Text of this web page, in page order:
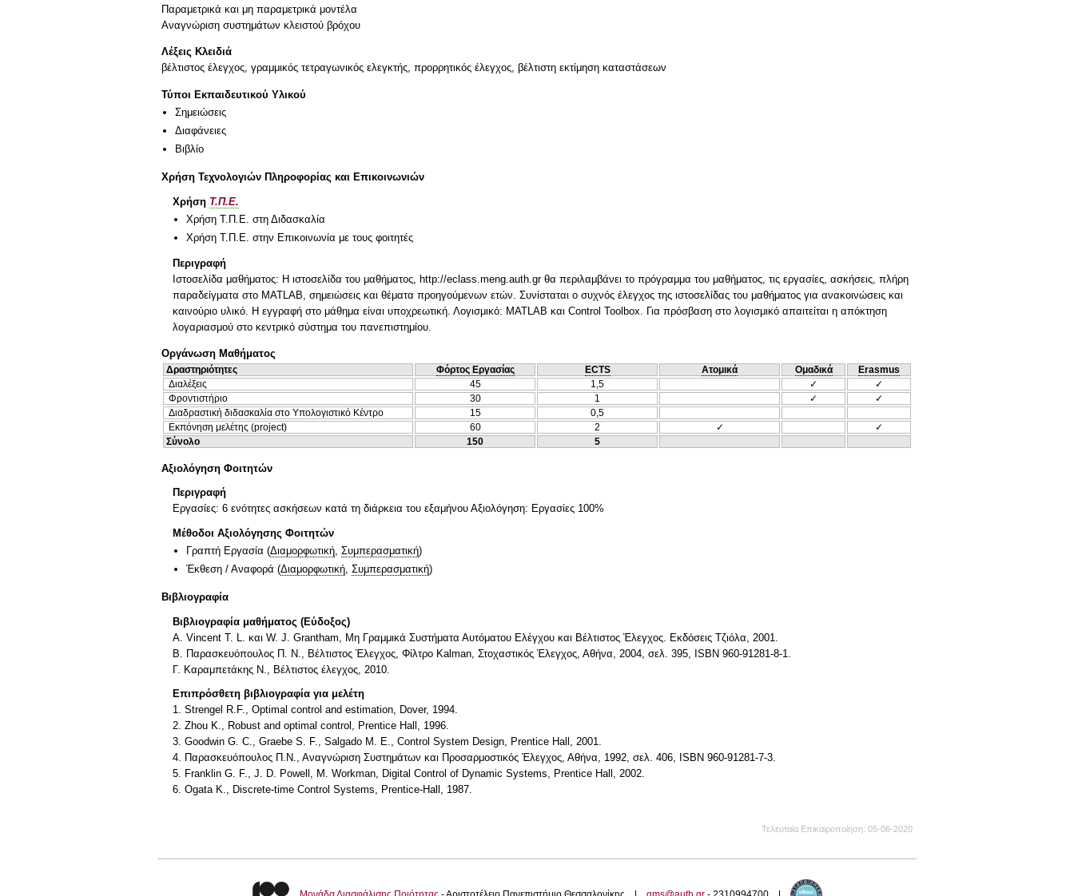
Παραμετρικά και μη παραμετρικά μοντέλα
Λέξεις Κλειδιά
βέλτιστος έλεγχος, γραμμικός τετραγωνικός ελεγκτής, προρρητικός έλεγχος, βέλτιστη εκτίμηση καταστάσεων
Τύποι Εκπαιδευτικού Υλικού
Σημειώσεις
Διαφάνειες
Βιβλίο
Χρήση Τεχνολογιών Πληροφορίας και Επικοινωνιών
Χρήση Τ.Π.Ε.
Χρήση Τ.Π.Ε. στη Διδασκαλία
Χρήση Τ.Π.Ε. στην Επικοινωνία με τους φοιτητές
Περιγραφή
Ιστοσελίδα μαθήματος: Η ιστοσελίδα του μαθήματος, http://eclass.meng.auth.gr θα περιλαμβάνει το πρόγραμμα του μαθήματος, τις εργασίες, ασκήσεις, πλήρη
παραδείγματα στο MATLAB, σημειώσεις και θέματα προηγούμενων ετών. Συνίσταται ο συχνός έλεγχος της ιστοσελίδας του μαθήματος για ανακοινώσεις και
καινούριο υλικό. Η εγγραφή στο μάθημα είναι υποχρεωτική. Λογισμικό: MATLAB και Control Toolbox. Για πρόσβαση στο λογισμικό απαιτείται η απόκτηση
λογαριασμού στο κεντρικό σύστημα του πανεπιστημίου.
Οργάνωση Μαθήματος
Δραστηριότητες Φόρτος Εργασίας ECTS Ατομικά Ομαδικά
Erasmus
Διαλέξεις
45 1,5 ✓
✓
Φροντιστήριο
30 1 ✓
✓
Διαδραστική διδασκαλία στο Υπολογιστικό Κέντρο
15
0,5
Εκπόνηση μελέτης (project)
60 2 ✓
✓
Σύνολο
150 5
Αξιολόγηση Φοιτητών
Περιγραφή
Εργασίες: 6 ενότητες ασκήσεων κατά τη διάρκεια του εξαμήνου Αξιολόγηση: Εργασίες 100%
Μέθοδοι Αξιολόγησης Φοιτητών
Γραπτή Εργασία (Διαμορφωτική, Συμπερασματική)
Έκθεση / Αναφορά (Διαμορφωτική, Συμπερασματική)
Βιβλιογραφία
Βιβλιογραφία μαθήματος (Εύδοξος)
Α. Vincent T. L. και W. J. Grantham, Μη Γραμμικά Συστήματα Αυτόματου Ελέγχου και Βέλτιστος Έλεγχος. Εκδόσεις Τζιόλα, 2001.
Β. Παρασκευόπουλος Π. Ν., Βέλτιστος Έλεγχος, Φίλτρο Kalman, Στοχαστικός Έλεγχος, Αθήνα, 2004, σελ. 395, ISBN 960-91281-8-1.
Γ. Καραμπετάκης Ν., Βέλτιστος έλεγχος, 2010.
Επιπρόσθετη βιβλιογραφία για μελέτη
1. Strengel R.F., Optimal control and estimation, Dover, 1994.
2. Zhou K., Robust and optimal control, Prentice Hall, 1996.
3. Goodwin G. C., Graebe S. F., Salgado M. E., Control System Design, Prentice Hall, 2001.
4. Παρασκευόπουλος Π.Ν., Αναγνώριση Συστημάτων και Προσαρμοστικός Έλεγχος, Αθήνα, 1992, σελ. 406, ISBN 960-91281-7-3.
5. Franklin G. F., J. D. Powell, Μ. Workman, Digital Control of Dynamic Systems, Prentice Hall, 2002.
6. Ogata K., Discrete-time Control Systems, Prentice-Hall, 1987.
Τελευταία Επικαιροποίηση 05-06-2020